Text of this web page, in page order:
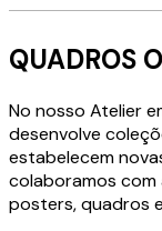
Stockholm
O nosso Atelier
apaixonados
trabalham para
Desenio.
LER MAIS
QUADROS
No nosso Atelier
desenvolve
estabelecem
colaboramos
posters, quadros e